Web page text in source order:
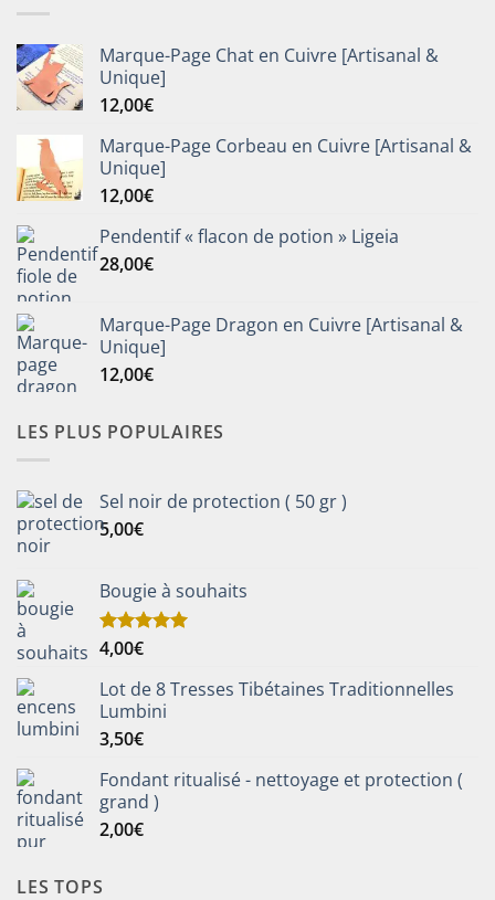
Marque-Page Chat en Cuivre [Artisanal &
Unique]
12,00€
Marque-Page Corbeau en Cuivre [Artisanal &
Unique]
12,00€
Pendentif « flacon de potion » Ligeia
28,00€
Marque-Page Dragon en Cuivre [Artisanal &
Unique]
12,00€
LES PLUS POPULAIRES
Sel noir de protection ( 50 gr )
5,00€
Bougie à souhaits
Note5.00
sur 5
4,00€
Lot de 8 Tresses Tibétaines Traditionnelles
Lumbini
3,50€
Fondant ritualisé - nettoyage et protection (
grand )
2,00€
LES TOPS